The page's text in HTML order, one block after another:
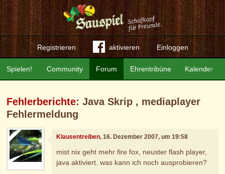
Registrieren aktivieren Einloggen
Community Forum Ehrentribüne Kalender
Spielen!
Fehlerberichte: Java Skrip , mediaplayer
Fehlermeldung
Klausentreiben, 16. Dezember 2007, um 19:58
mist nix geht mehr fire fox, neuster flash player,
java aktiviert. was kann ich noch ausprobieren?